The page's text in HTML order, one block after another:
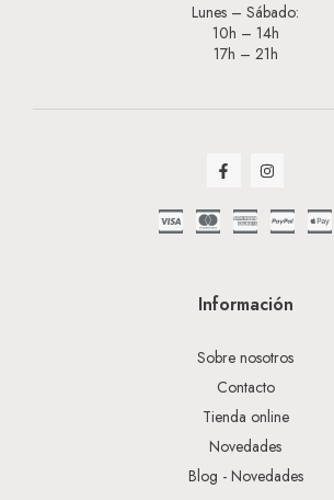
Lunes – Sábado:
10h – 14h
17h – 21h
Información
Sobre nosotros
Contacto
Tienda online
Novedades
Blog - Novedades